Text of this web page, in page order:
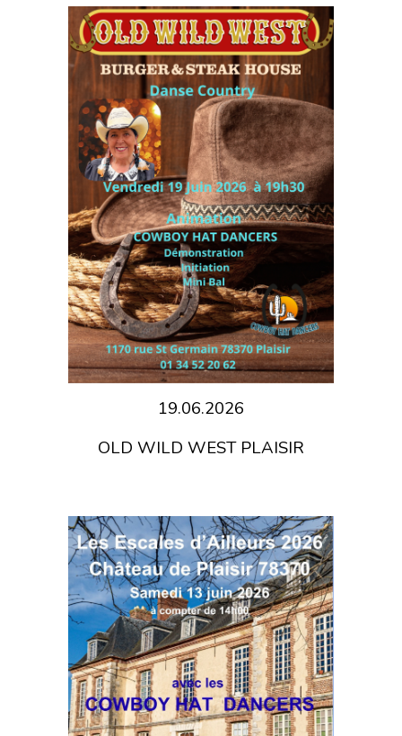
19.06.2026
OLD WILD WEST PLAISIR